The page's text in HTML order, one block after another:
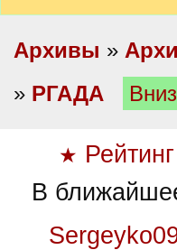
Архивы »
» РГАДА
★ Рейтинг
В